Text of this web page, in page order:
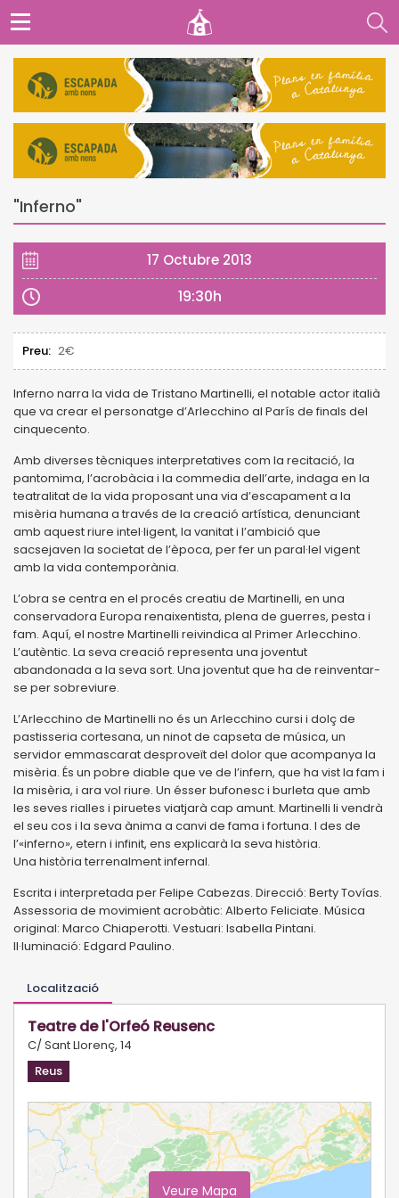
"Inferno"
17 Octubre 2013
19:30h
Preu: 2€
Inferno narra la vida de Tristano Martinelli, el notable actor italià
que va crear el personatge d’Arlecchino al París de finals del
cinquecento.
Amb diverses tècniques interpretatives com la recitació, la
pantomima, l’acrobàcia i la commedia dell’arte, indaga en la
teatralitat de la vida proposant una via d’escapament a la
misèria humana a través de la creació artística, denunciant
amb aquest riure intel·ligent, la vanitat i l’ambició que
sacsejaven la societat de l’època, per fer un paral·lel vigent
amb la vida contemporània.
L’obra se centra en el procés creatiu de Martinelli, en una
conservadora Europa renaixentista, plena de guerres, pesta i
fam. Aquí, el nostre Martinelli reivindica al Primer Arlecchino.
L’autèntic. La seva creació representa una joventut
abandonada a la seva sort. Una joventut que ha de reinventar-
se per sobreviure.
L’Arlecchino de Martinelli no és un Arlecchino cursi i dolç de
pastisseria cortesana, un ninot de capseta de música, un
servidor emmascarat desproveït del dolor que acompanya la
misèria. És un pobre diable que ve de l’infern, que ha vist la fam i
la misèria, i ara vol riure. Un ésser bufonesc i burleta que amb
les seves rialles i piruetes viatjarà cap amunt. Martinelli li vendrà
el seu cos i la seva ànima a canvi de fama i fortuna. I des de
l’«inferno», etern i infinit, ens explicarà la seva història.
Una història terrenalment infernal.
Escrita i interpretada per Felipe Cabezas. Direcció: Berty Tovías.
Assessoria de movimient acrobàtic: Alberto Feliciate. Música
original: Marco Chiaperotti. Vestuari: Isabella Pintani.
Il·luminació: Edgard Paulino.
Localització
Teatre de l'Orfeó Reusenc
C/ Sant Llorenç, 14
Reus
Veure Mapa